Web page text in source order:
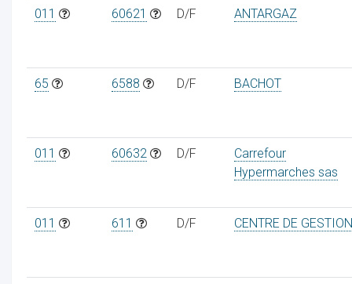
011 60621 D/F ANTARGAZ
65 6588 D/F BACHOT
011 60632 D/F
Carrefour
Hypermarches sas
011 611 D/F CENTRE DE GESTION